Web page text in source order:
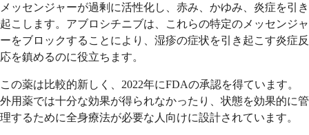
メッセンジャーが過剰に活性化し、赤み、かゆみ、炎症を引き
起こします。アブロシチニブは、これらの特定のメッセンジャ
ーをブロックすることにより、湿疹の症状を引き起こす炎症反
応を鎮めるのに役立ちます。
この薬は比較的新しく、2022年にFDAの承認を得ています。
外用薬では十分な効果が得られなかったり、状態を効果的に管
理するために全身療法が必要な人向けに設計されています。